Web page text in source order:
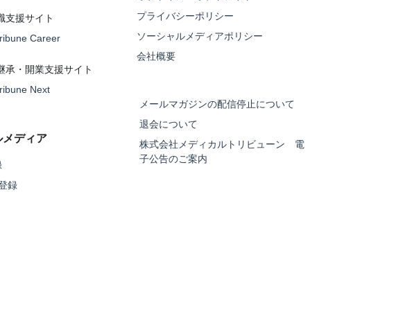
支援サイト
Career
承・開業支援サイト
Next
メディア
録
プライバシーポリシー
ソーシャルメディアポリシー
会社概要
メールマガジンの配信停止について
退会について
株式会社メディカルトリビューン 電
子公告のご案内